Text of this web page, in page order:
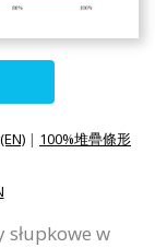
| 100%堆疊條形
w